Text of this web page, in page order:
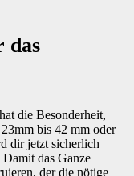
das
die Besonderheit,
bis 42 mm oder
dir jetzt sicherlich
Damit das Ganze
der die nötige